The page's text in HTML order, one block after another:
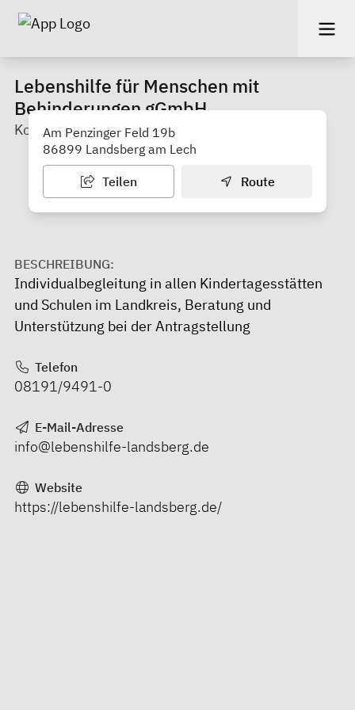
Lebenshilfe für Menschen mit
Behinderungen gGmbH
Koordination für Individual- und Schulbegleitung
Am Penzinger Feld 19b
86899 Landsberg am Lech
Teilen Route
BESCHREIBUNG:
Individualbegleitung in allen Kindertagesstätten
und Schulen im Landkreis, Beratung und
Unterstützung bei der Antragstellung
Telefon
08191/9491-0
E-Mail-Adresse
info@lebenshilfe-landsberg.de
Website
https://lebenshilfe-landsberg.de/